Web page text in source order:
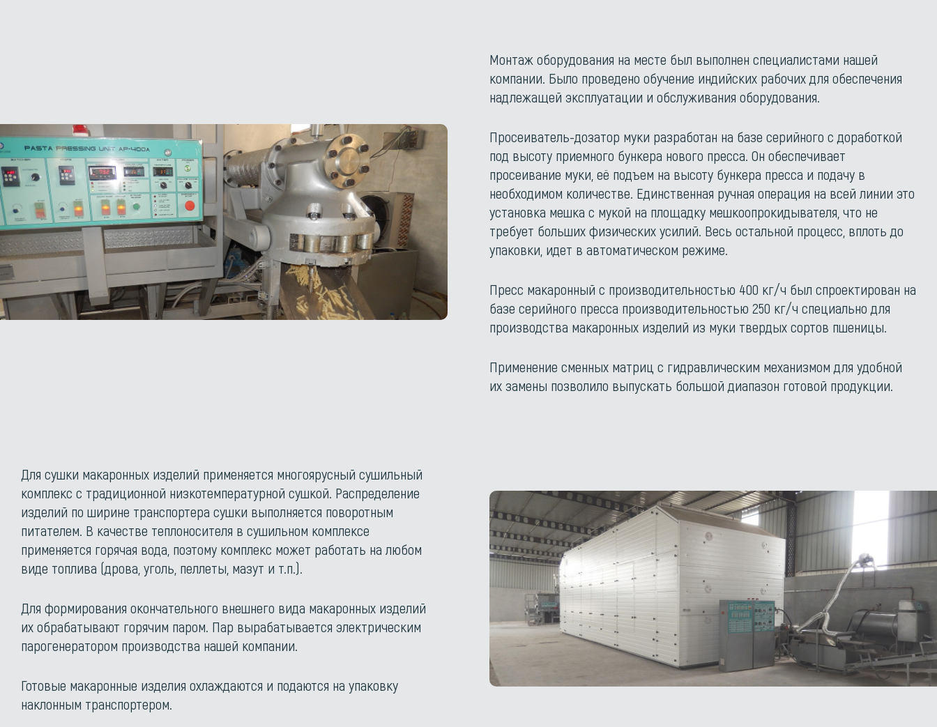
Монтаж оборудования на месте был выполнен специалистами нашей
компании. Было проведено обучение индийских рабочих для обеспечения
надлежащей эксплуатации и обслуживания оборудования.
Просеиватель-дозатор муки разработан на базе серийного с доработкой
под высоту приемного бункера нового пресса. Он обеспечивает
просеивание муки, её подъем на высоту бункера пресса и подачу в
необходимом количестве. Единственная ручная операция на всей линии это
установка мешка с мукой на площадку мешкоопрокидывателя, что не
требует больших физических усилий. Весь остальной процесс, вплоть до
упаковки, идет в автоматическом режиме.
Пресс макаронный с производительностью 400 кг/ч был спроектирован на
базе серийного пресса производительностью 250 кг/ч специально для
производства макаронных изделий из муки твердых сортов пшеницы.
Применение сменных матриц с гидравлическим механизмом для удобной
их замены позволило выпускать большой диапазон готовой продукции.
Для сушки макаронных изделий применяется многоярусный сушильный
комплекс с традиционной низкотемпературной сушкой. Распределение
изделий по ширине транспортера сушки выполняется поворотным
питателем. В качестве теплоносителя в сушильном комплексе
применяется горячая вода, поэтому комплекс может работать на любом
виде топлива (дрова, уголь, пеллеты, мазут и т.п.).
Для формирования окончательного внешнего вида макаронных изделий
их обрабатывают горячим паром. Пар вырабатывается электрическим
парогенератором производства нашей компании.
Готовые макаронные изделия охлаждаются и подаются на упаковку
наклонным транспортером.